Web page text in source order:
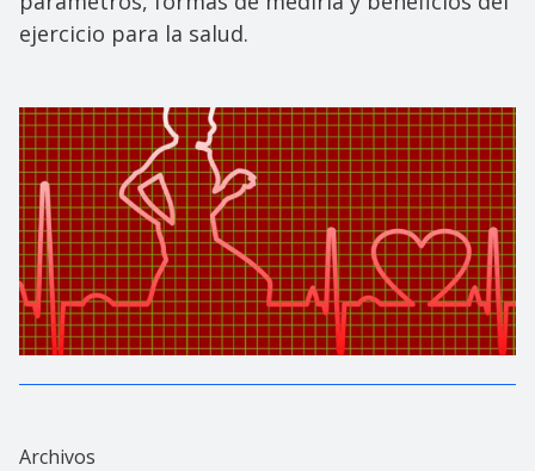
ejercicio para la salud.
Archivos